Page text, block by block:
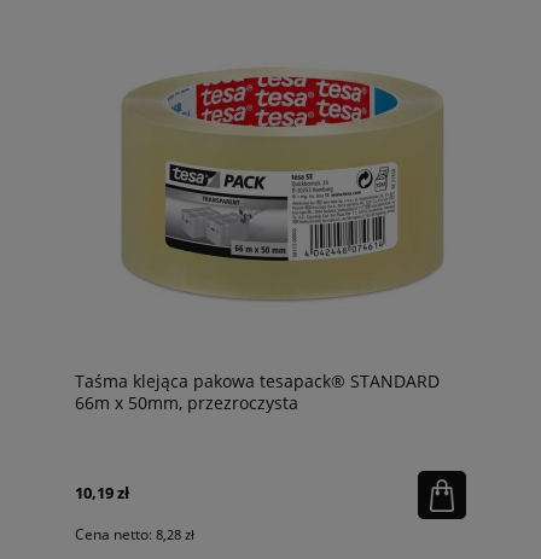
Taśma klejąca pakowa tesapack® STANDARD
66m x 50mm, przezroczysta
10,19 zł
Cena netto: 8,28 zł